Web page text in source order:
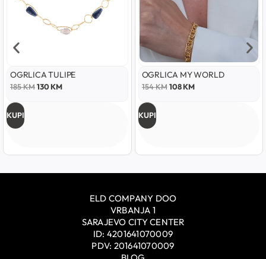
OGRLICA TULIPE
185KM130KM
KUPI
OGRLICA MY WORLD
154KM 108KM
KUPI
ELD COMPANY DOO
VRBANJA 1
SARAJEVO CITY CENTER
ID: 4201641070009
PDV: 201641070009